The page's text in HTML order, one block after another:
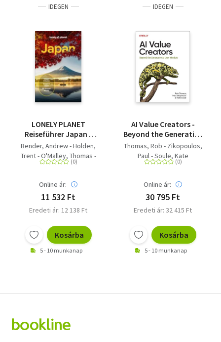
Roth, Thomas - Miglar,
Helbig, Karin - Kraske,
Hartmut Holger - Exner,
Katrin - Pickar, Ale¿
IDEGEN
LONELY PLANET
Reiseführer Japan -
Eigene Wege gehen
und Einzigartiges
erleben.
Bender, Andrew - Holden,
Trent - O'Malley, Thomas -
Richmond, Simon -
Craig - Goss, Rob -
Kirshner, Hannah - Morgan,
Kate
Online ár:
11 532 Ft
Eredeti ár: 12 138 Ft
Kosárba
5 - 10 munkanap
IDEGEN
AI Value Creators -
Beyond the Generative
AI User Mindset
Thomas, Rob - Zikopoulos,
Paul - Soule, Kate
Online ár:
30 795 Ft
Eredeti ár: 32 415 Ft
Kosárba
5 - 10 munkanap